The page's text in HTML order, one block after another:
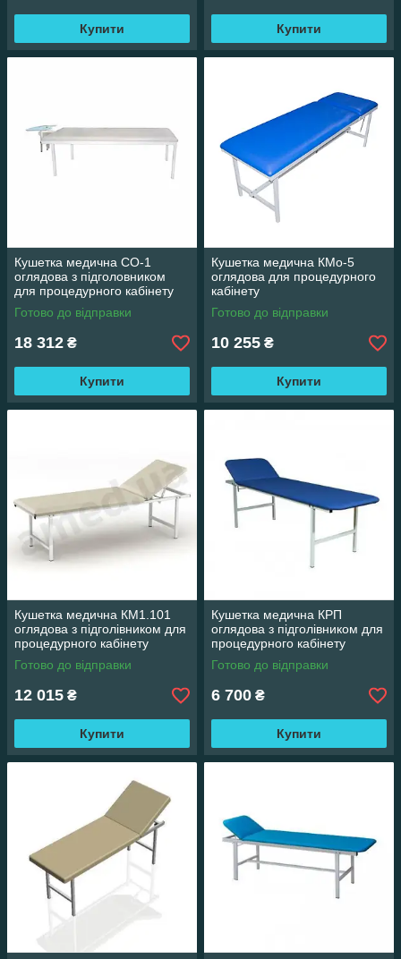
Купити Купити
Кушетка медична СО-1
оглядова з підголовником
для процедурного кабінету
Готово до відправки
18 312 ₴
Купити
Кушетка медична КМо-5
оглядова для процедурного
кабінету
Готово до відправки
10 255 ₴
Купити
Кушетка медична КМ1.101
оглядова з підголівником для
процедурного кабінету
Готово до відправки
12 015 ₴
Купити
Кушетка медична КРП
оглядова з підголівником для
процедурного кабінету
Готово до відправки
6 700 ₴
Купити